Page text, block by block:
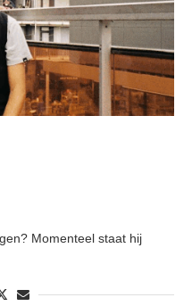
Momenteel staat hij